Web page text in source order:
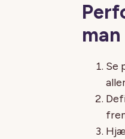
Se